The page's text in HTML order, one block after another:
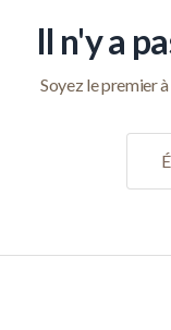
Il n'y a
Soyez le premier